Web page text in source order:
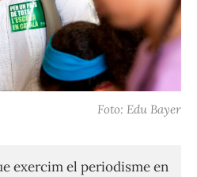
Foto: Edu Bayer
exercim el periodisme en